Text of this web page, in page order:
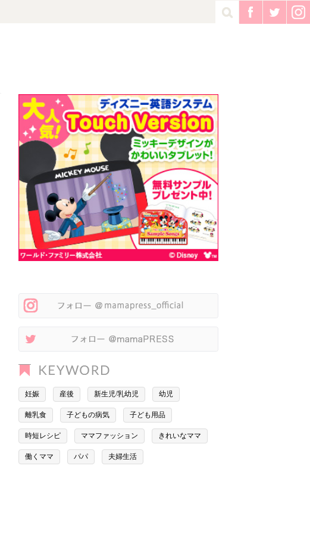
妊娠 産後 新生児/乳幼児 幼児
離乳食 子どもの病気 子ども用品
時短レシピ ママファッション きれいなママ
働くママ パパ 夫婦生活